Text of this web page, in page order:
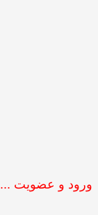
ورود و عضویت ...